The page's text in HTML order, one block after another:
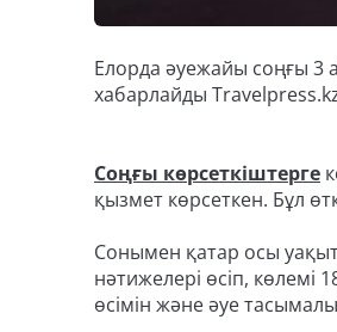
Елорда әуежайы соңғы 3
хабарлайды
Соңғы көрсеткіштерге
қызмет көрсеткен. Бұл
Сонымен қатар осы
нәтижелері өсіп,
өсімін және әуе